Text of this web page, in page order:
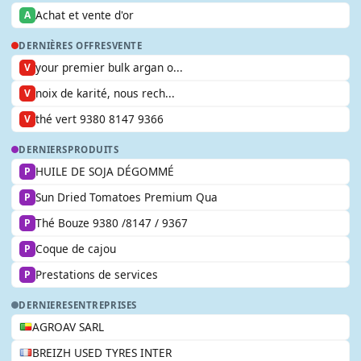
A Achat et vente d'or
DERNIÈRES OFFRESVENTE
V your premier bulk argan o...
V noix de karité, nous rech...
V thé vert 9380 8147 9366
DERNIERSPRODUITS
P HUILE DE SOJA DÉGOMMÉ
P Sun Dried Tomatoes Premium Qua
P Thé Bouze 9380 /8147 / 9367
P Coque de cajou
P Prestations de services
DERNIERESENTREPRISES
AGROAV SARL
BREIZH USED TYRES INTER